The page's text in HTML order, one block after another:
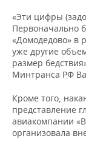
«Эти цифры
Первоначально
«Домодедово» в
уже другие
размер
Минтранса РФ
Кроме того,
представление
авиакомпании
организовала